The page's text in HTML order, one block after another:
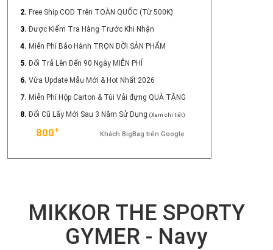
2. Free Ship COD Trên TOÀN QUỐC (Từ 500K)
3. Được Kiểm Tra Hàng Trước Khi Nhận
4. Miễn Phí Bảo Hành TRỌN ĐỜI SẢN PHẨM
5. Đổi Trả Lên Đến 90 Ngày MIỄN PHÍ
6. Vừa Update Mẫu Mới & Hot Nhất 2026
7. Miễn Phí Hộp Carton & Túi Vải đựng QUÀ TẶNG
8. Đổi Cũ Lấy Mới Sau 3 Năm Sử Dụng (Xem chi tiết)
800+ Khách BigBag trên Google
MIKKOR THE SPORTY
GYMER - Navy